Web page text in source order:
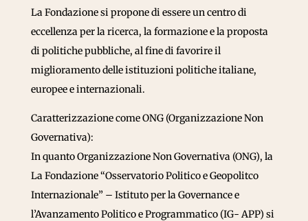
La Fondazione si propone di essere un centro di
eccellenza per la ricerca, la formazione e la proposta
di politiche pubbliche, al fine di favorire il
miglioramento delle istituzioni politiche italiane,
europee e internazionali.
Caratterizzazione come ONG (Organizzazione Non
Governativa):
In quanto Organizzazione Non Governativa (ONG), la
La Fondazione “Osservatorio Politico e Geopolitco
Internazionale” – Istituto per la Governance e
l’Avanzamento Politico e Programmatico (IG- APP) si